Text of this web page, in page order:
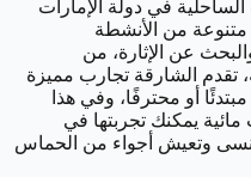
في دولة الإمارات
متنوعة من الأنشطة
عن الإثارة، من
تقدم الشارقة تجارب مميزة
أو محترفًا، وفي هذا
أفضل 8 رياضات مائية يمكنك تجربتها في
تُنسى وتعيش أجواء من الحماس